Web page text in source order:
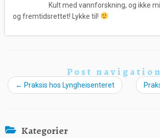
Kult med vannforskning, og ikke
og fremtidsrettet! Lykke til!
Post navigation
← Praksis hos Lyngheisenteret
Kategorier